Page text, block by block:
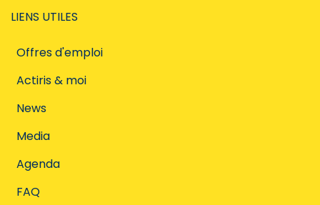
LIENS UTILES
Offres d'emploi
Actiris & moi
News
Media
Agenda
FAQ